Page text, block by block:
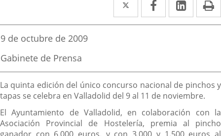
a
externa.
a
externa.
a
Fecha
la
noticia
9 de octubre de 2009
Fuente
la
noticia
Gabinete de Prensa
Descripción
La quinta edición del único concurso nacional de pinchos y
tapas se celebra en Valladolid del 9 al 11 de noviembre.
El Ayuntamiento de Valladolid, en colaboración con la
Asociación Provincial de Hostelería, premia al pincho